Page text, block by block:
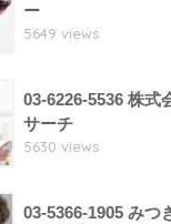
ー
5649 views
03-6226-5536 株式
サーチ
5630 views
03-5366-1905 みつ